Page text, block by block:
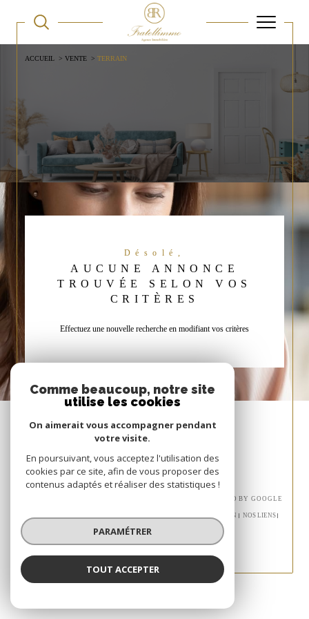
ACCUEIL VENTE TERRAIN
Désolé,
AUCUNE ANNONCE
TROUVÉE SELON VOS
CRITÈRES
Effectuez une nouvelle recherche en modifiant vos critères
© 2026 | TOUS DROITS RÉSERVÉS | TRADUCTION POWERED BY GOOGLE
ADMIN
NOS LIENS
Comme beaucoup, notre site
utilise les cookies
On aimerait vous accompagner pendant
votre visite.
En poursuivant, vous acceptez l'utilisation des
cookies par ce site, afin de vous proposer des
contenus adaptés et réaliser des statistiques !
PARAMÉTRER
TOUT ACCEPTER